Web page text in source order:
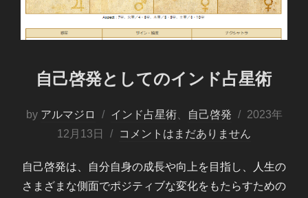
自己啓発としてのインド占星術
by アルマジロ インド占星術、 自己啓発
投
稿
2023年
12月13日
コメントはまだありません
自己啓発は、自分自身の成長や向上を目指し、人生の
さまざまな側面でポジティブな変化をもたらすための